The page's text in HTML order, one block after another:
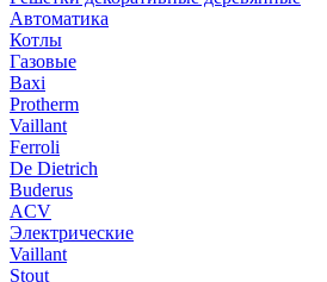
Автоматика
Котлы
Газовые
Baxi
Protherm
Vaillant
Ferroli
De Dietrich
Buderus
ACV
Электрические
Vaillant
Stout